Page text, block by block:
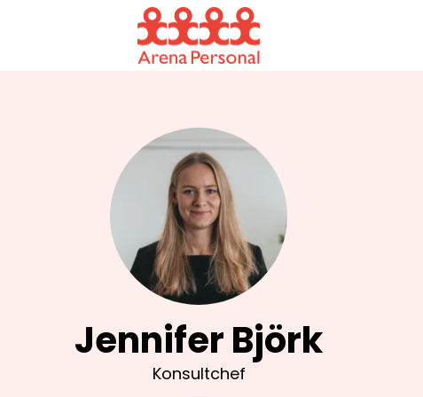
Jennifer Björk
Konsultchef